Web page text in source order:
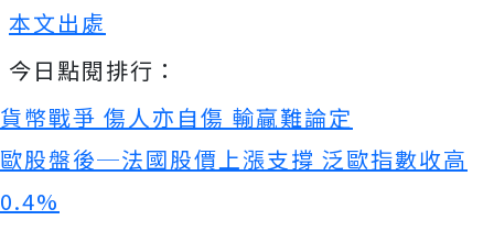
本文出處
今日點閱排行：
貨幣戰爭 傷人亦自傷 輸贏難論定
歐股盤後─法國股價上漲支撐 泛歐指數收高
0.4%